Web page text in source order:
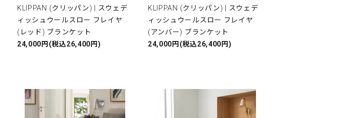
KLIPPAN (クリッパン) | スウェデ
ィッシュウールスロー フレイヤ
(レッド) ブランケット
24,000円(税込26,400円)
KLIPPAN (クリッパン) | スウェデ
ィッシュウールスロー フレイヤ
(アンバー) ブランケット
24,000円(税込26,400円)